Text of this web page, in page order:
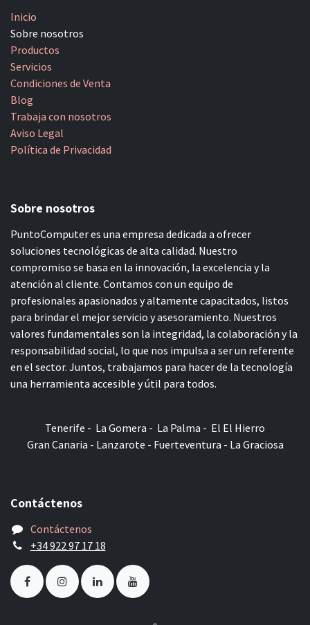
Inicio
Sobre nosotros
Productos
Servicios
Condiciones de Venta
Blog
Trabaja con nosotros
Aviso Legal
Política de Privacidad
Sobre nosotros
PuntoComputer es una empresa dedicada a ofrecer
soluciones tecnológicas de alta calidad. Nuestro
compromiso se basa en la innovación, la excelencia y la
atención al cliente. Contamos con un equipo de
profesionales apasionados y altamente capacitados, listos
para brindar el mejor servicio y asesoramiento. Nuestros
valores fundamentales son la integridad, la colaboración y la
responsabilidad social, lo que nos impulsa a ser un referente
en el sector. Juntos, trabajamos para hacer de la tecnología
una herramienta accesible y útil para todos.
Tenerife - La Gomera - La Palma - El El Hierro
Gran Canaria - Lanzarote - Fuerteventura - La Graciosa
Contáctenos
Contáctenos
+34 922 97 17 18